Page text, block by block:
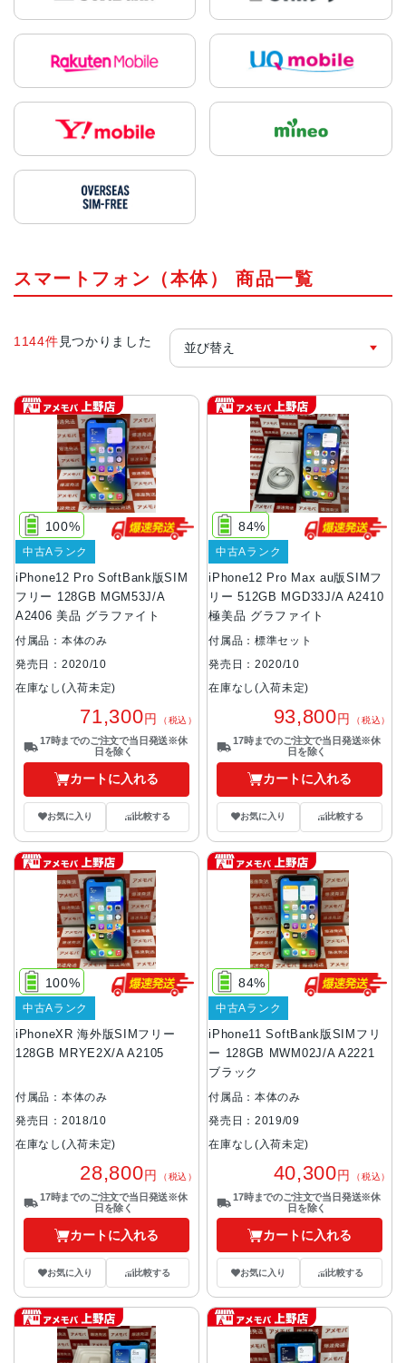
スマートフォン（本体） 商品一覧
1144件 見つかりました
iPhone12 Pro SoftBank版SIM
フリー 128GB MGM53J/A
A2406 美品 グラファイト
100%
中古Aランク
付属品：本体のみ
発売日：2020/10
在庫なし(入荷未定)
71,300円 （税込）
17時までのご注文で当日発送※休
日を除く
カートに入れる
お気に入り 比較する
iPhone12 Pro Max au版SIMフ
リー 512GB MGD33J/A A2410
極美品 グラファイト
84%
中古Aランク
付属品：標準セット
発売日：2020/10
在庫なし(入荷未定)
93,800円 （税込）
17時までのご注文で当日発送※休
日を除く
カートに入れる
お気に入り 比較する
iPhoneXR 海外版SIMフリー
128GB MRYE2X/A A2105
100%
中古Aランク
付属品：本体のみ
発売日：2018/10
在庫なし(入荷未定)
28,800円 （税込）
17時までのご注文で当日発送※休
日を除く
カートに入れる
お気に入り 比較する
iPhone11 SoftBank版SIMフリ
ー 128GB MWM02J/A A2221
ブラック
84%
中古Aランク
付属品：本体のみ
発売日：2019/09
在庫なし(入荷未定)
40,300円 （税込）
17時までのご注文で当日発送※休
日を除く
カートに入れる
お気に入り 比較する